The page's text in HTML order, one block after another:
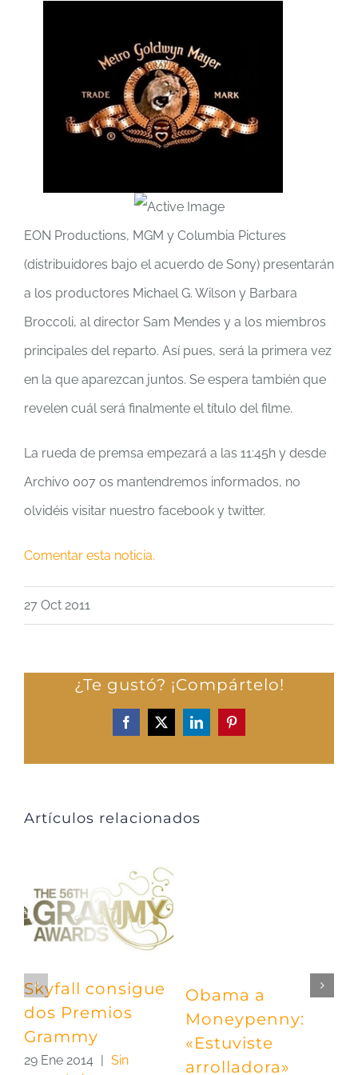
EON Productions, MGM y Columbia Pictures
(distribuidores bajo el acuerdo de Sony) presentarán
a los productores Michael G. Wilson y Barbara
Broccoli, al director Sam Mendes y a los miembros
principales del reparto. Así pues, será la primera vez
en la que aparezcan juntos. Se espera también que
revelen cuál será finalmente el título del filme.
La rueda de premsa empezará a las 11:45h y desde
Archivo 007 os mantendremos informados, no
olvidéis visitar nuestro facebook y twitter.
Comentar esta noticia.
27 Oct 2011
¿Te gustó? ¡Compártelo!
Facebook
X LinkedInPinterest
Artículos relacionados
Skyfall consigue
dos Premios
Grammy
29 Ene 2014
Sin
Obama a
Moneypenny:
«Estuviste
arrolladora»